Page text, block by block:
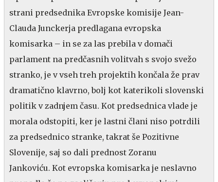
strani predsednika Evropske komisije Jean-
Clauda Junckerja predlagana evropska
komisarka – in se za las prebila v domači
parlament na predčasnih volitvah s svojo svežo
stranko, je v vseh treh projektih končala že prav
dramatično klavrno, bolj kot katerikoli slovenski
politik v zadnjem času. Kot predsednica vlade je
morala odstopiti, ker je lastni člani niso potrdili
za predsednico stranke, takrat še Pozitivne
Slovenije, saj so dali prednost Zoranu
Jankoviću. Kot evropska komisarka je neslavno